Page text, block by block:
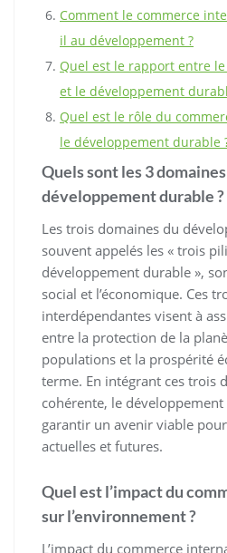
Comment le commerce
il au développement ?
Quel est le rapport entre
et le développement
Quel est le rôle du
le développement durable
Quels sont les 3
développement durable ?
Les trois domaines du
souvent appelés les « trois
développement durable »,
social et l’économique. Ces
interdépendantes visent à
entre la protection de la
populations et la prospérité
terme. En intégrant ces trois
cohérente, le
garantir un avenir viable
actuelles et futures.
Quel est l’impact du
sur l’environnement ?
L’impact du commerce